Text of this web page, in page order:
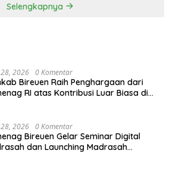
Selengkapnya
2026 0 Komentar
Bireuen Raih Penghargaan dari
RI atas Kontribusi Luar Biasa di
2026 0 Komentar
Bireuen Gelar Seminar Digital
dan Launching Madrasah